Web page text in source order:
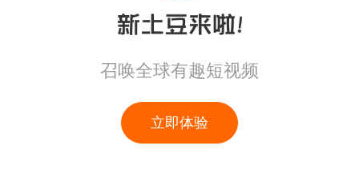
召唤全球有趣短视频
立即体验